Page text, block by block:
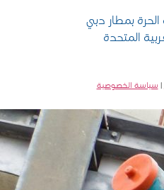
| سياسة الخصوصية